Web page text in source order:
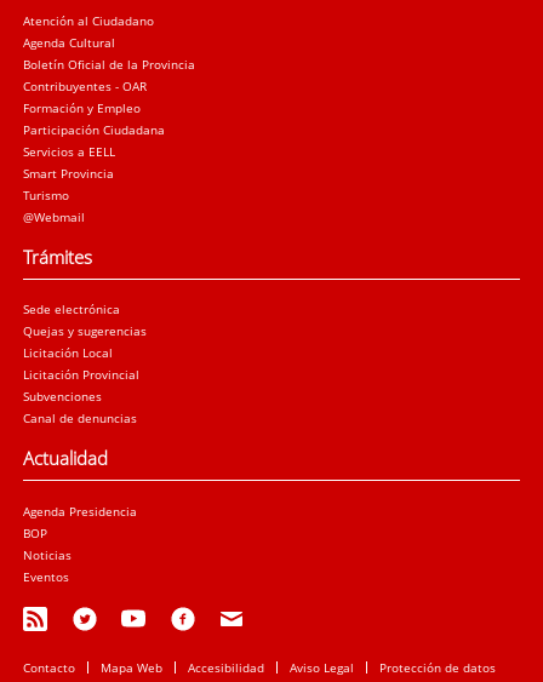
Atención al Ciudadano
Agenda Cultural
Boletín Oficial de la Provincia
Contribuyentes - OAR
Formación y Empleo
Participación Ciudadana
Servicios a EELL
Smart Provincia
Turismo
@Webmail
Trámites
Sede electrónica
Quejas y sugerencias
Licitación Local
Licitación Provincial
Subvenciones
Canal de denuncias
Actualidad
Agenda Presidencia
BOP
Noticias
Eventos
Contacto Mapa Web Accesibilidad Aviso Legal Protección de datos